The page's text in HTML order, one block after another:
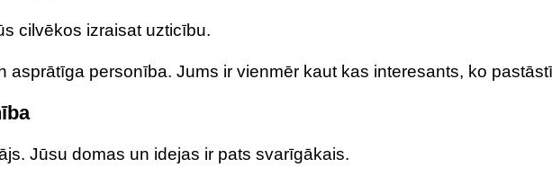
cilvēkos izraisat uzticību.
asprātīga personība. Jums ir vienmēr kaut kas interesants, ko
Jūsu domas un idejas ir pats svarīgākais.